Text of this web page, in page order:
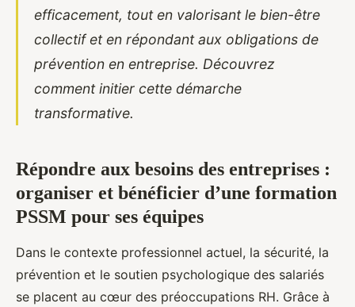
efficacement, tout en valorisant le bien-être
collectif et en répondant aux obligations de
prévention en entreprise. Découvrez
comment initier cette démarche
transformative.
Répondre aux besoins des entreprises :
organiser et bénéficier d’une formation
PSSM pour ses équipes
Dans le contexte professionnel actuel, la sécurité, la
prévention et le soutien psychologique des salariés
se placent au cœur des préoccupations RH. Grâce à